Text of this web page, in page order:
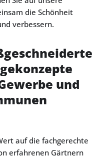
die Schönheit
verbessern.
und
auf die fachgerechte
erfahrenen Gärtnern